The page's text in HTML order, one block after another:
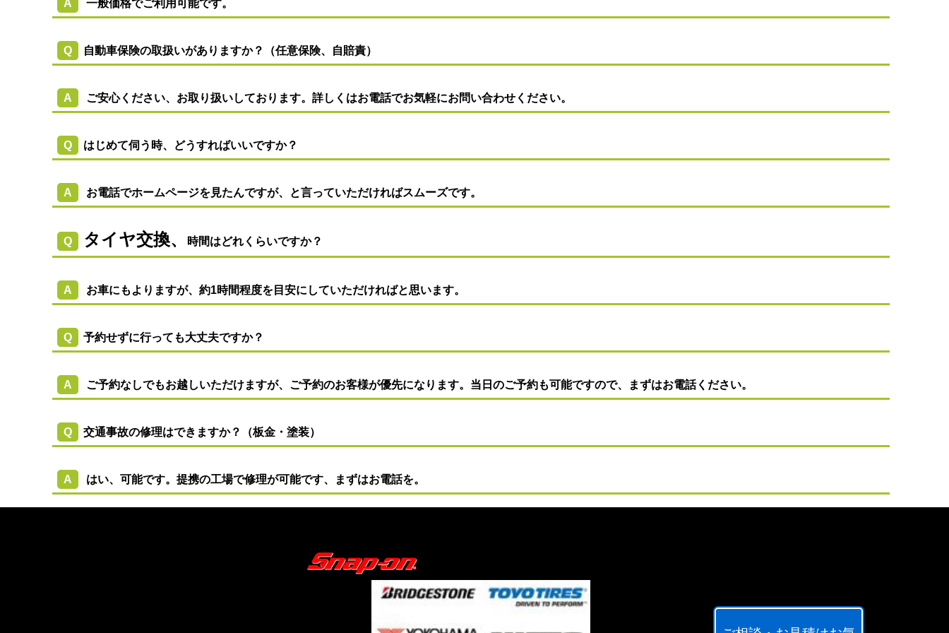
A 一般価格でご利用可能です。
Q 自動車保険の取扱いがありますか？（任意保険、自賠責）
A ご安心ください、お取り扱いしております。詳しくはお電話でお気軽にお問い合わせください。
Q はじめて伺う時、どうすればいいですか？
A お電話でホームページを見たんですが、と言っていただければスムーズです。
Q タイヤ交換、 時間はどれくらいですか？
A お車にもよりますが、約1時間程度を目安にしていただければと思います。
Q 予約せずに行っても大丈夫ですか？
A ご予約なしでもお越しいただけますが、ご予約のお客様が優先になります。当日のご予約も可能ですので、まずはお電話ください。
Q 交通事故の修理はできますか？（板金・塗装）
A はい、可能です。提携の工場で修理が可能です、まずはお電話を。